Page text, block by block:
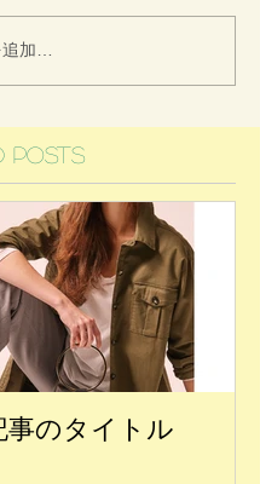
加…
Posts
事のタイトル